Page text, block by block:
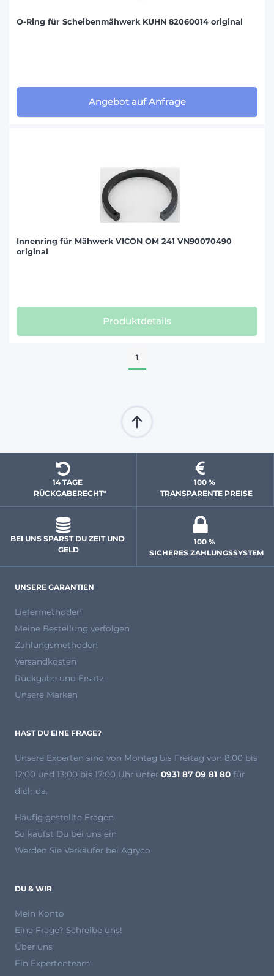
O-Ring für Scheibenmähwerk KUHN 82060014 original
Angebot auf Anfrage
Innenring für Mähwerk VICON OM 241 VN90070490
original
Produktdetails
1
14 TAGE
  RÜCKGABERECHT*
100 %
TRANSPARENTE PREISE
BEI UNS SPARST DU ZEIT UND
GELD
100 %
SICHERES ZAHLUNGSSYSTEM
UNSERE GARANTIEN
Liefermethoden
Meine Bestellung verfolgen
Zahlungsmethoden
Versandkosten
Rückgabe und Ersatz
Unsere Marken
HAST DU EINE FRAGE?
Unsere Experten sind von Montag bis Freitag von 8:00 bis
12:00 und 13:00 bis 17:00 Uhr unter 0931 87 09 81 80 für
dich da.
Häufig gestellte Fragen
So kaufst Du bei uns ein
Werden Sie Verkäufer bei Agryco
DU & WIR
Mein Konto
Eine Frage? Schreibe uns!
Über uns
Ein Expertenteam